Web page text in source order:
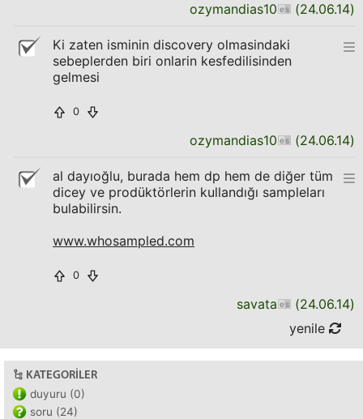
ozymandias10 (24.06.14)
Ki zaten isminin discovery olmasindaki
sebeplerden biri onlarin kesfedilisinden
gelmesi
0
ozymandias10 (24.06.14)
al dayıoğlu, burada hem dp hem de diğer tüm
dicey ve prodüktörlerin kullandığı sampleları
bulabilirsin.
www.whosampled.com
0
savata (24.06.14)
yenile
KATEGORILER
duyuru (0)
soru (24)